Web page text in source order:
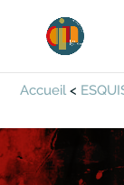
Accueil<